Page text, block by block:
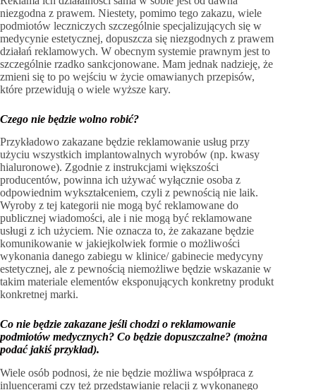
niezgodna z prawem. Niestety, pomimo tego zakazu, wiele
podmiotów leczniczych szczególnie specjalizujących się w
medycynie estetycznej, dopuszcza się niezgodnych z prawem
działań reklamowych. W obecnym systemie prawnym jest to
szczególnie rzadko sankcjonowane. Mam jednak nadzieję, że
zmieni się to po wejściu w życie omawianych przepisów,
które przewidują o wiele wyższe kary.
Czego nie będzie wolno robić?
Przykładowo zakazane będzie reklamowanie usług przy
użyciu wszystkich implantowalnych wyrobów (np. kwasy
hialuronowe). Zgodnie z instrukcjami większości
producentów, powinna ich używać wyłącznie osoba z
odpowiednim wykształceniem, czyli z pewnością nie laik.
Wyroby z tej kategorii nie mogą być reklamowane do
publicznej wiadomości, ale i nie mogą być reklamowane
usługi z ich użyciem. Nie oznacza to, że zakazane będzie
komunikowanie w jakiejkolwiek formie o możliwości
wykonania danego zabiegu w klinice/ gabinecie medycyny
estetycznej, ale z pewnością niemożliwe będzie wskazanie w
takim materiale elementów eksponujących konkretny produkt
konkretnej marki.
Co nie będzie zakazane jeśli chodzi o reklamowanie
podmiotów medycznych? Co będzie dopuszczalne? (można
podać jakiś przykład).
Wiele osób podnosi, że nie będzie możliwa współpraca z
inluencerami czy też przedstawianie relacji z wykonanego